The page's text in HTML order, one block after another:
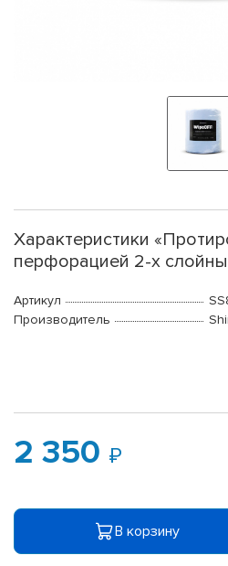
Характеристики
перфорацией 2-х
Артикул
Производитель
2 350
В корзину